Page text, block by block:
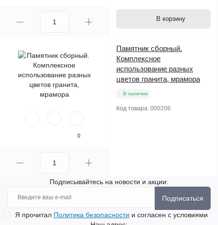
В корзину
0
Памятник сборный.
Комплексное
использование разных
цветов гранита, мрамора
В наличии
Код товара: 000206
Подписывайтесь на новости и акции:
Подписаться
Я прочитал Политика безопасности и согласен с условиями